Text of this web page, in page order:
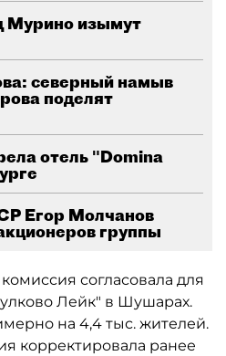
Мурино изымут
северный намыв
поделят
отель "Domina
Егор Молчанов
группы
согласовала для
Лейк" в Шушарах.
на 4,4 тыс. жителей.
корректировала ранее